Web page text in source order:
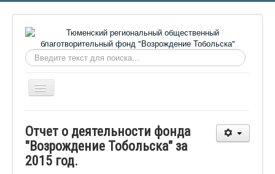
Искать...
Включить/
выключить
О фонде
Онлайн библиотека
Отчет о деятельности фонда
"Возрождение Тобольска" за
2015 год.